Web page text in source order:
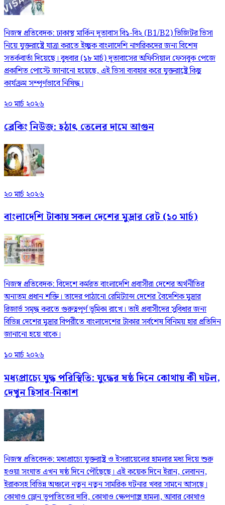
নিজস্ব প্রতিবেদক: ঢাকাস্থ মার্কিন দূতাবাস বি১-বি২ (B1/B2) ভিজিটর ভিসা
নিয়ে যুক্তরাষ্ট্রে যাত্রা করতে ইচ্ছুক বাংলাদেশি নাগরিকদের জন্য বিশেষ
সতর্কবার্তা দিয়েছে। বুধবার (১৮ মার্চ) দূতাবাসের অফিসিয়াল ফেসবুক পেজে
প্রকাশিত পোস্টে জানানো হয়েছে, এই ভিসা ব্যবহার করে যুক্তরাষ্ট্রে কিছু
কার্যক্রম সম্পূর্ণভাবে নিষিদ্ধ।
২০ মার্চ ২০২৬
ব্রেকিং নিউজ: হঠাৎ তেলের দামে আগুন
২০ মার্চ ২০২৬
বাংলাদেশি টাকায় সকল দেশের মুদ্রার রেট (১০ মার্চ)
নিজস্ব প্রতিবেদক: বিদেশে কর্মরত বাংলাদেশি প্রবাসীরা দেশের অর্থনীতির
অন্যতম প্রধান শক্তি। তাদের পাঠানো রেমিট্যান্স দেশের বৈদেশিক মুদ্রার
রিজার্ভ সমৃদ্ধ করতে গুরুত্বপূর্ণ ভূমিকা রাখে। তাই প্রবাসীদের সুবিধার জন্য
বিভিন্ন দেশের মুদ্রার বিপরীতে বাংলাদেশের টাকার সর্বশেষ বিনিময় হার প্রতিদিন
জানানো হয়ে থাকে।
১০ মার্চ ২০২৬
মধ্যপ্রাচ্যে যুদ্ধ পরিস্থিতি: যুদ্ধের ষষ্ঠ দিনে কোথায় কী ঘটল,
দেখুন হিসাব-নিকাশ
নিজস্ব প্রতিবেদক: মধ্যপ্রাচ্যে যুক্তরাষ্ট্র ও ইসরায়েলের হামলার মধ্য দিয়ে শুরু
হওয়া সংঘাত এখন ষষ্ঠ দিনে পৌঁছেছে। এই কয়েক দিনে ইরান, লেবানন,
ইরাকসহ বিভিন্ন অঞ্চলে নতুন নতুন সামরিক ঘটনার খবর সামনে আসছে।
কোথাও ড্রোন ভূপাতিতের দাবি, কোথাও ক্ষেপণাস্ত্র হামলা, আবার কোথাও